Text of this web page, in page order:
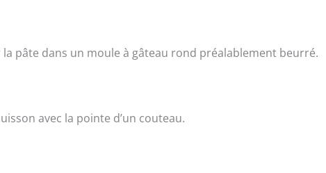
pâte dans un moule à gâteau rond préalablement beurré.
avec la pointe d’un couteau.